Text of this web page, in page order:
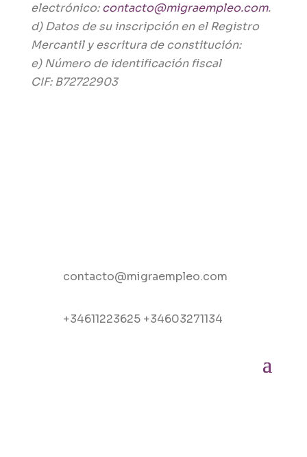
electrónico: contacto@migraempleo.com.
d) Datos de su inscripción en el Registro
Mercantil y escritura de constitución:
e) Número de identificación fiscal
CIF:B72722903
contacto@migraempleo.com
+34611223625 +34603271134